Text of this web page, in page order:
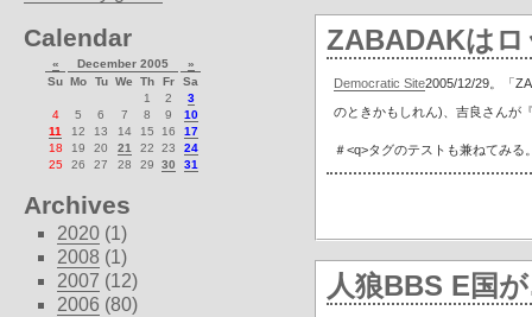
ZABADAKは
Democratic Site2005/12/29。
のときかもしれん)、吉良さんが
＃<q>タグのテストも兼ねてみる
人狼BBS E国
Calendar
« December 2005
»
Su Mo Tu We Th Fr
Sa
1
2
3
4
5 6 7 8 9
10
11
12 13 14 15 16
17
18
19 20 21 22 23
24
25
26 27 28 29 30 31
Archives
2020 (1)
2008 (1)
2007 (12)
2006 (80)